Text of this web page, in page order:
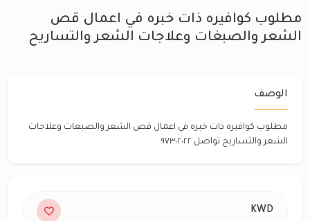
مطلوب كوافيره ذات خبره في اعمال قص
الشعر والصبغات وعلاجات الشعر والتساريح
الوصف
مطلوب كوافيره ذات خبره في اعمال قص الشعر والصبغات وعلاجات
الشعر والتساريح تواصل ٩٧٣٠٢٠٢٢
KWD